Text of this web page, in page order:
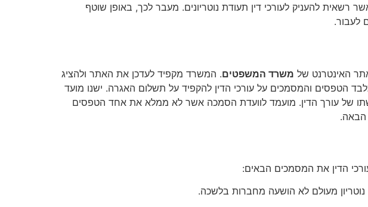
רשאית להעניק לעורכי דין תעודת נוטריונים. מעבר לכך, באופן שוטף
לעבור.
האינטרנט של משרד המשפטים. המשרד מקפיד לעדכן את האתר ולהציג
הטפסים והמסמכים על עורכי הדין להקפיד על תשלום האגרה. ישנו מועד
של עורך הדין. מועמד לוועדת הסמכה אשר לא ממלא את אחד הטפסים
הבאה.
הדין את המסמכים הבאים:
נוטריון מעולם לא הושעה מחברות בלשכה.